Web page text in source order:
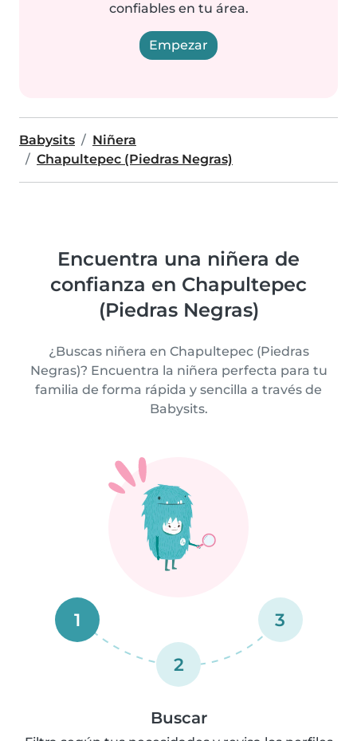
confiables en tu área.
Empezar
Babysits
Niñera
Chapultepec (Piedras Negras)
Encuentra una niñera de
confianza en Chapultepec
(Piedras Negras)
¿Buscas niñera en Chapultepec (Piedras
Negras)? Encuentra la niñera perfecta para tu
familia de forma rápida y sencilla a través de
Babysits.
1
2
3
Buscar